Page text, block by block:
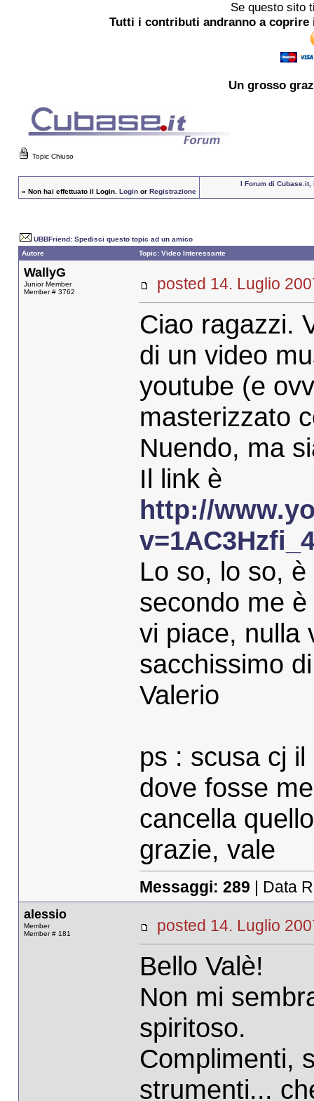
Se questo sito
Tutti i contributi andranno a
Un grosso
Topic Chiuso
» Non hai effettuato il Login. Loginor Registrazione
I Forum di Cubase.it,
UBBFriend: Spedisci questo topic ad un amico
Autore
Topic: Video Interessante
WallyG
Junior Member
Member # 3762
posted 14. Luglio
Ciao ragazzi.
di un video
youtube (e
masterizzato
Nuendo, ma
Il link è
http://
Lo so, lo so,
secondo me
vi piace, nulla
sacchissimo
Valerio
ps : scusa cj
dove fosse
cancella
grazie, vale
Messaggi: 289 | Data
alessio
Member
Member # 181
posted 14. Luglio
Bello Valè!
Non mi
spiritoso.
Complimenti,
strumenti...